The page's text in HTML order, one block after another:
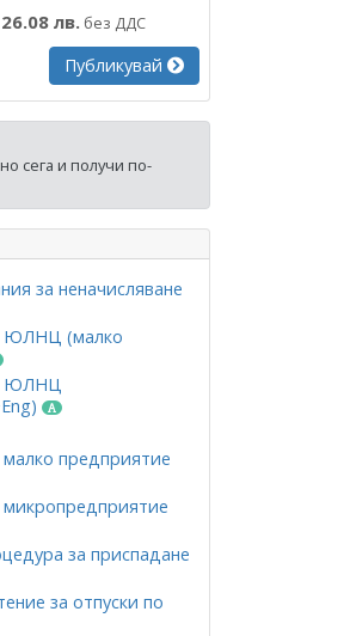
26.08 лв. без ДДС
Публикувай
сега и получи по-
за неначисляване
ЮЛНЦ (малко
ЮЛНЦ
предприятие
за приспадане
за отпуски по